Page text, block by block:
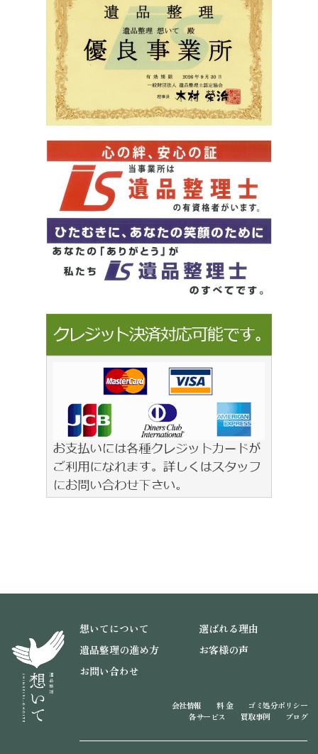
想いてについて
選ばれる理由
遺品整理の進め方
お客様の声
お問い合わせ
会社情報 料 金
ゴミ処分ポリシー
各サービス
買取事例 ブログ